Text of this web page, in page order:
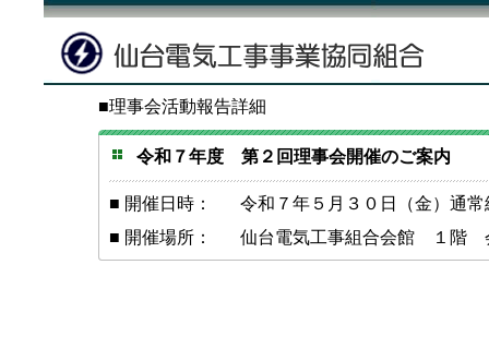
■理事会活動報告詳細
令和７年度 第２回理事会開催のご案内
■ 開催日時：
令和７年５月３０日（金）通
■ 開催場所：
仙台電気工事組合会館 １階